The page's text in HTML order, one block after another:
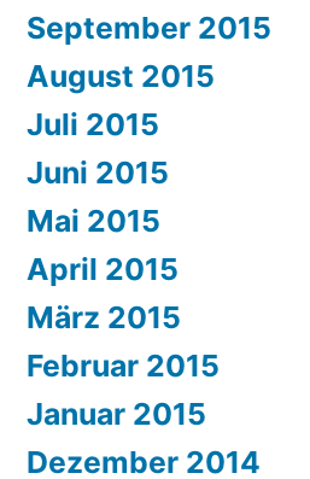
September 2015
August 2015
Juli 2015
Juni 2015
Mai 2015
April 2015
März 2015
Februar 2015
Januar 2015
Dezember 2014